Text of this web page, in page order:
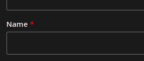
Name*